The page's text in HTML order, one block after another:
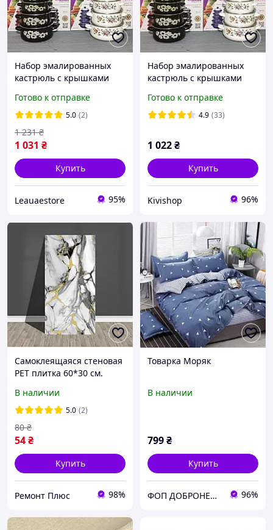
Набор эмалированных
кастрюль с крышками
Готово к отправке
5.0 (2)
1 031 ₴
1 231 ₴
Купить
Leauaestore 95%
Набор эмалированных
кастрюль с крышками
(10 предметов) |
кастрюля Бенсон, Бенсон
Готово к отправке
4.9 (33)
1 022₴
Купить
Kivishop 96%
Самоклеящаяся стеновая
PET плитка 60*30 см.
Водостойкая и моющая
В наличии
5.0 (2)
54₴
80 ₴
Купить
Ремонт Плюс 98%
Товарка Моряк
В наличии
799₴
Купить
ФОП ДОБРОНЕЦЬКА С.М. 96%